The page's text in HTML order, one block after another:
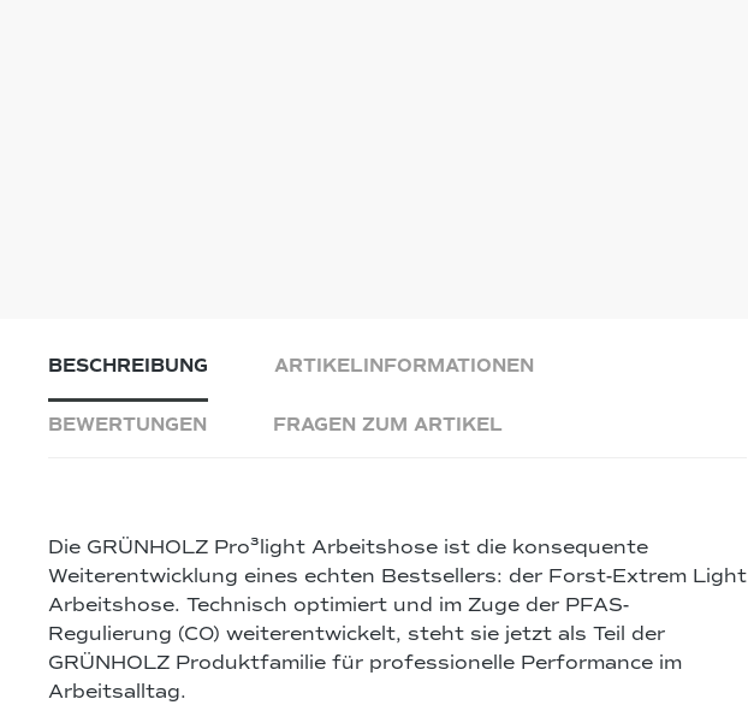
BESCHREIBUNG ARTIKELINFORMATIONEN
BEWERTUNGEN FRAGEN ZUM ARTIKEL
Die GRÜNHOLZ Pro³light Arbeitshose ist die konsequente
Weiterentwicklung eines echten Bestsellers: der Forst-Extrem Light
Arbeitshose. Technisch optimiert und im Zuge der PFAS-
Regulierung (C0) weiterentwickelt, steht sie jetzt als Teil der
GRÜNHOLZ Produktfamilie für professionelle Performance im
Arbeitsalltag.